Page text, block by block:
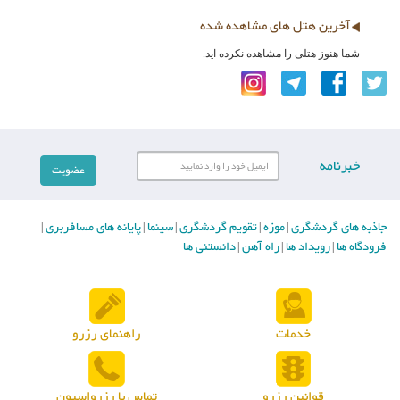
آخرین هتل های مشاهده شده
شما هنوز هتلی را مشاهده نکرده اید.
خبرنامه
جاذبه های گردشگری|موزه|تقویم گردشگری|سینما|پایانه های مسافربری|
فرودگاه ها|رویداد ها|راه آهن|دانستنی ها
خدمات راهنمای رزرو